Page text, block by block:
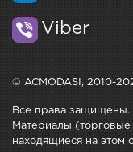
Viber
© ACMODASI, 2010-
Все права защищены.
Материалы (торговые
находящиеся на этом